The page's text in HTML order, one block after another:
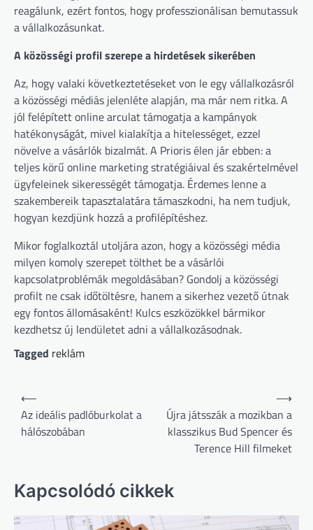
reagálunk, ezért fontos, hogy professzionálisan bemutassuk
a vállalkozásunkat.
A közösségi profil szerepe a hirdetések sikerében
Az, hogy valaki következtetéseket von le egy vállalkozásról
a közösségi médiás jelenléte alapján, ma már nem ritka. A
jól felépített online arculat támogatja a kampányok
hatékonyságát, mivel kialakítja a hitelességet, ezzel
növelve a vásárlók bizalmát. A Prioris élen jár ebben: a
teljes körű online marketing stratégiáival és szakértelmével
ügyfeleinek sikerességét támogatja. Érdemes lenne a
szakembereik tapasztalatára támaszkodni, ha nem tudjuk,
hogyan kezdjünk hozzá a profilépítéshez.
Mikor foglalkoztál utoljára azon, hogy a közösségi média
milyen komoly szerepet tölthet be a vásárlói
kapcsolatproblémák megoldásában? Gondolj a közösségi
profilt ne csak időtöltésre, hanem a sikerhez vezető útnak
egy fontos állomásaként! Kulcs eszközökkel bármikor
kezdhetsz új lendületet adni a vállalkozásodnak.
Tagged reklám
Bejegyzés
navigáció
⟵
Az ideális padlóburkolat a
hálószobában
Újra játsszák a mozikban a
klasszikus Bud Spencer és
Terence Hill filmeket
⟶
Kapcsolódó cikkek